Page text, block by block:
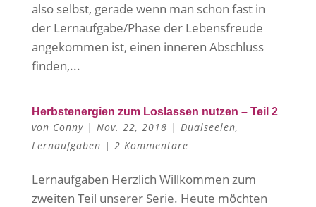
also selbst, gerade wenn man schon fast in
der Lernaufgabe/Phase der Lebensfreude
angekommen ist, einen inneren Abschluss
finden,...
Herbstenergien zum Loslassen nutzen – Teil 2
von Conny| Nov. 22, 2018 | Dualseelen,
Lernaufgaben | 2 Kommentare
Lernaufgaben Herzlich Willkommen zum
zweiten Teil unserer Serie. Heute möchten